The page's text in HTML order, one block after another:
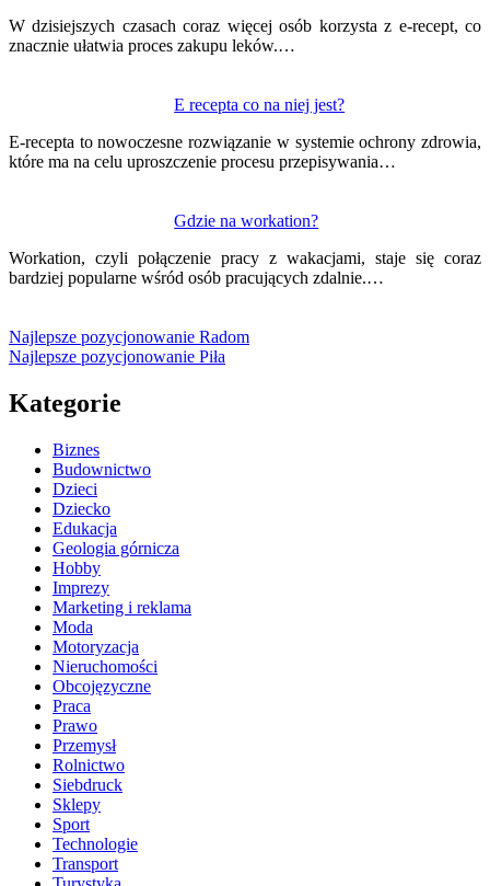
W dzisiejszych czasach coraz więcej osób korzysta z e-recept, co
znacznie ułatwia proces zakupu leków.…
E recepta co na niej jest?
E-recepta to nowoczesne rozwiązanie w systemie ochrony zdrowia,
które ma na celu uproszczenie procesu przepisywania…
Gdzie na workation?
Workation, czyli połączenie pracy z wakacjami, staje się coraz
bardziej popularne wśród osób pracujących zdalnie.…
Najlepsze pozycjonowanie Radom
Najlepsze pozycjonowanie Piła
Kategorie
Biznes
Budownictwo
Dzieci
Dziecko
Edukacja
Geologia górnicza
Hobby
Imprezy
Marketing i reklama
Moda
Motoryzacja
Nieruchomości
Obcojęzyczne
Praca
Prawo
Przemysł
Rolnictwo
Siebdruck
Sklepy
Sport
Technologie
Transport